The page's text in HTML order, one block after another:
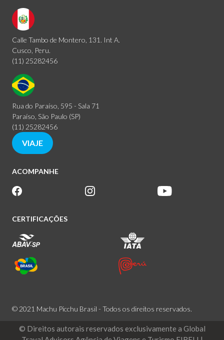
Calle Tambo de Montero, 131. Int A.
Cusco, Peru.
(11) 25282456
Rua do Paraíso, 595 - Sala 71
Paraíso, São Paulo (SP)
(11) 25282456
VIAJE
ACOMPANHE
CERTIFICAÇÕES
© 2021 Machu Picchu Brasil - Todos os direitos reservados.
© Direitos autorais reservados exclusivamente a Global